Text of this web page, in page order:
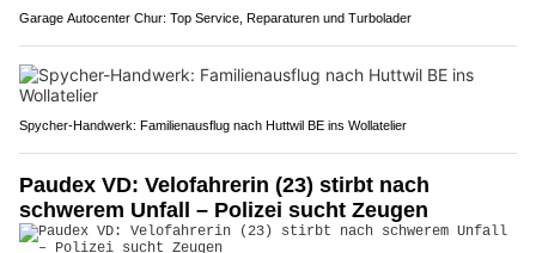
Garage Autocenter Chur: Top Service, Reparaturen und Turbolader
Spycher-Handwerk: Familienausflug nach Huttwil BE ins Wollatelier
Paudex VD: Velofahrerin (23) stirbt nach
schwerem Unfall – Polizei sucht Zeugen